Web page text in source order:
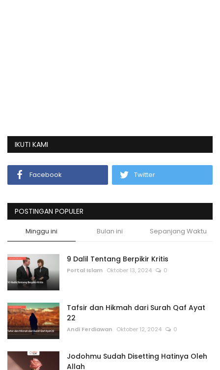
IKUTI KAMI
Facebook Twitter
POSTINGAN POPULER
Minggu ini Bulan ini Sepanjang Waktu
9 Dalil Tentang Berpikir Kritis
Portal Islam Oktober 13, 2024 0
Tafsir dan Hikmah dari Surah Qaf Ayat
22
Andi Ferdiawan Oktober 12, 2024 0
Jodohmu Sudah Disetting Hatinya Oleh
Allah